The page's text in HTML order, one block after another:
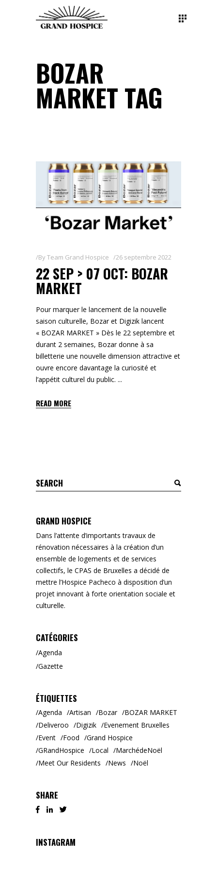
BOZAR
MARKET TAG
ByTeam Grand Hospice 26 septembre 2022
22 SEP > 07 OCT: BOZAR
MARKET
Pour marquer le lancement de la nouvelle
saison culturelle, Bozar et Digizik lancent
« BOZAR MARKET » Dès le 22 septembre et
durant 2 semaines, Bozar donne à sa
billetterie une nouvelle dimension attractive et
ouvre encore davantage la curiosité et
l’appétit culturel du public.
READ MORE
Search
for:
GRAND HOSPICE
Dans l’attente d’importants travaux de
rénovation nécessaires à la création d’un
ensemble de logements et de services
collectifs, le CPAS de Bruxelles a décidé de
mettre l’Hospice Pacheco à disposition d’un
projet innovant à forte orientation sociale et
culturelle.
CATÉGORIES
Agenda
Gazette
ÉTIQUETTES
Agenda Artisan Bozar
BOZAR MARKET
Deliveroo
Digizik
Evenement Bruxelles
Event
Food
Grand Hospice
GRandHospice
Local
MarchédeNoël
Meet Our Residents
News Noël
SHARE
INSTAGRAM